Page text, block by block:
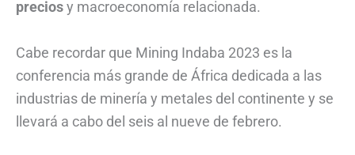
preciosy macroeconomía relacionada.
Cabe recordar que Mining Indaba 2023 es la
conferencia más grande de África dedicada a las
industrias de minería y metales del continente y se
llevará a cabo del seis al nueve de febrero.